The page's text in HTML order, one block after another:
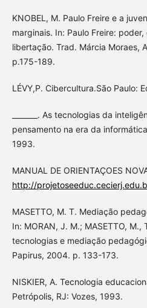
KNOBEL, M. Paulo Freire e a
marginais. In: Paulo Freire:
libertação. Trad. Márcia Moraes,
p.175-189.
LÉVY,P. Cibercultura.São Paulo:
_______. As tecnologias da
pensamento na era da
1993.
MANUAL DE ORIENTAÇOES
http://
MASETTO, M. T. Mediação
In: MORAN, J. M.; MASETTO, M.,
tecnologias e mediação
Papirus, 2004. p. 133-173.
NISKIER, A. Tecnologia
Petrópolis, RJ: Vozes, 1993.